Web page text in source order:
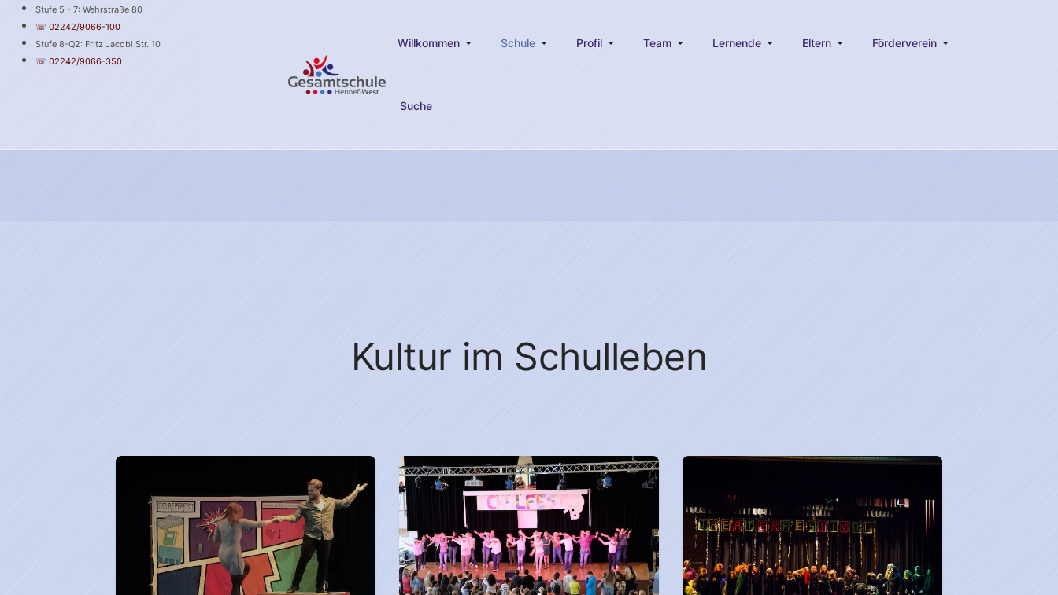
Stufe 5 - 7: Wehrstraße 80
☏ 02242/9066-100
Stufe 8-Q2: Fritz Jacobi Str. 10
☏ 02242/9066-350
Willkommen Schule Profil Team Lernende Eltern Förderverein
Suche
Kultur im Schulleben